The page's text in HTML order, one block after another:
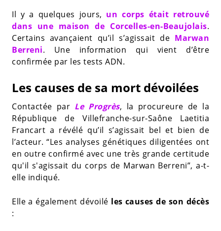
Il y a quelques jours, un corps était retrouvé
dans une maison de Corcelles-en-Beaujolais.
Certains avançaient qu’il s’agissait de Marwan
Berreni. Une information qui vient d’être
confirmée par les tests ADN.
Les causes de sa mort dévoilées
Contactée par Le Progrès, la procureure de la
République de Villefranche-sur-Saône Laetitia
Francart a révélé qu’il s’agissait bel et bien de
l’acteur. “Les analyses génétiques diligentées ont
en outre confirmé avec une très grande certitude
qu'il s'agissait du corps de Marwan Berreni”, a-t-
elle indiqué.
Elle a également dévoilé les causes de son décès
: